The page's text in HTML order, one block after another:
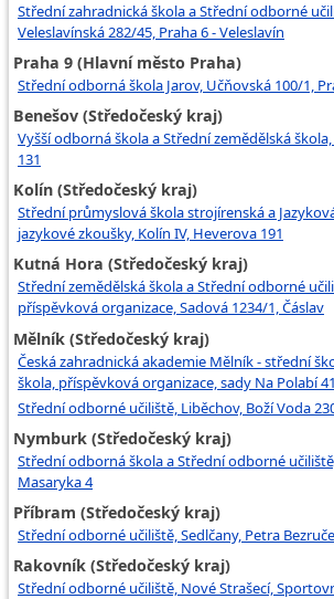
Střední zahradnická škola a Střední odborné
Veleslavínská 282/45, Praha 6 - Veleslavín
Praha 9 (Hlavní město Praha)
Střední odborná škola Jarov, Učňovská 100/1,
Benešov (Středočeský kraj)
Vyšší odborná škola a Střední zemědělská
131
Kolín (Středočeský kraj)
Střední průmyslová škola strojírenská a
jazykové zkoušky, Kolín IV, Heverova 191
Kutná Hora (Středočeský kraj)
Střední zemědělská škola a Střední odborné
příspěvková organizace, Sadová 1234/1, Čáslav
Mělník (Středočeský kraj)
Česká zahradnická akademie Mělník - střední
škola, příspěvková organizace, sady Na Polabí
Střední odborné učiliště, Liběchov, Boží Voda
Nymburk (Středočeský kraj)
Střední odborná škola a Střední odborné
Masaryka 4
Příbram (Středočeský kraj)
Střední odborné učiliště, Sedlčany, Petra
Rakovník (Středočeský kraj)
Střední odborné učiliště, Nové Strašecí,